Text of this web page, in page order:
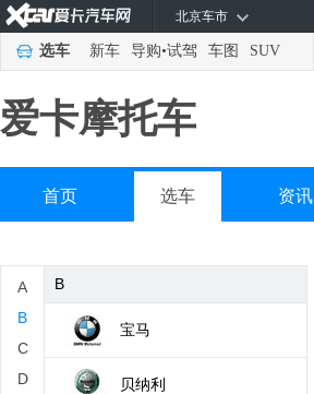
北京车市
选车 新车 导购•试驾 车图 SUV
爱卡摩托车
首页 选车 资讯
A
B
C
D
ADIVA
B
宝马
贝纳利